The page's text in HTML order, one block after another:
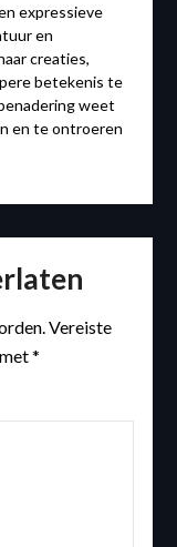
expressieve
en
creaties,
betekenis te
weet
en te ontroeren
Vereiste
*